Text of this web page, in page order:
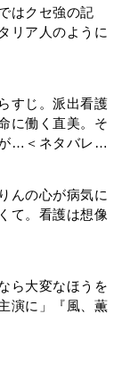
はクセ強の記
リア人のように
すじ。派出看護
に働く直美。そ
…＜ネタバレあ
んの心が病気に
て。看護は想像
ら大変なほうを
演に」『風、薫